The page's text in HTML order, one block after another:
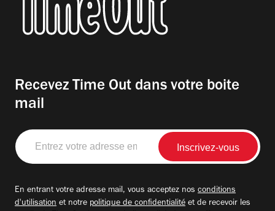
Recevez Time Out dans votre boite
mail
Entrez
votre
adresse
En entrant votre adresse mail, vous acceptez nos conditions
d'utilisation et notre politique de confidentialité et de recevoir les